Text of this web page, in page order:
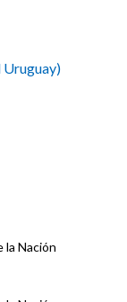
Uruguay)
la Nación